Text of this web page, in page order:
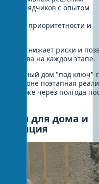
подрядчиков с опытом
по приоритетности и
снижает риски и
на каждом этапе.
зеленый дом "под ключ"
сезоне поэтапная
уже через полгода
для дома и